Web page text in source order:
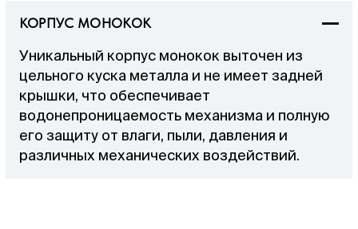
КОРПУС МОНОКОК
Уникальный корпус монокок выточен из
цельного куска металла и не имеет задней
крышки, что обеспечивает
водонепроницаемость механизма и полную
его защиту от влаги, пыли, давления и
различных механических воздействий.